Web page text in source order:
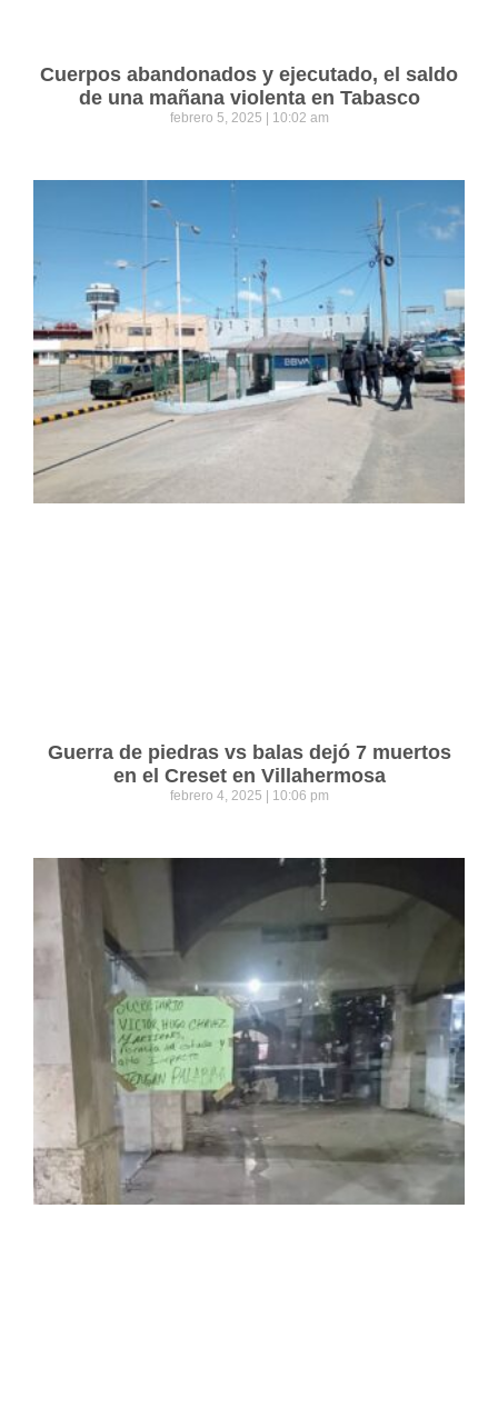
Cuerpos abandonados y ejecutado, el saldo
de una mañana violenta en Tabasco
febrero 5, 2025 10:02 am
Guerra de piedras vs balas dejó 7 muertos
en el Creset en Villahermosa
febrero 4, 2025 10:06 pm